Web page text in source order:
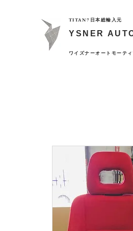
TITAN7日本総輸入元
YSNER
ワイズナーオートモーテ